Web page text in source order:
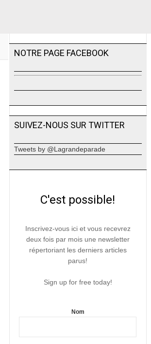
NOTRE PAGE FACEBOOK
SUIVEZ-NOUS SUR TWITTER
Tweets by @Lagrandeparade
C'est possible!
Inscrivez-vous ici et vous recevrez
deux fois par mois une newsletter
répertoriant les derniers articles
parus!
Sign up for free today!
Nom